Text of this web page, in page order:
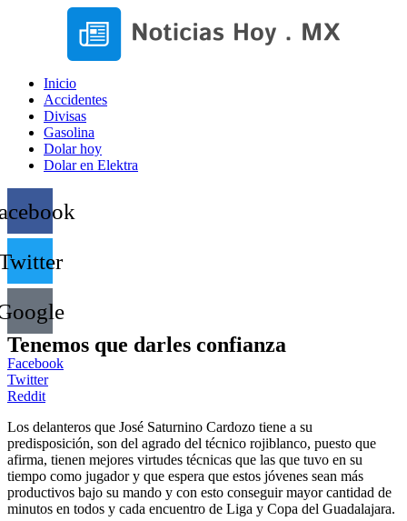
Inicio
Accidentes
Divisas
Gasolina
Dolar hoy
Dolar en Elektra
Tenemos que darles confianza
Facebook
Twitter
Reddit
Los delanteros que José Saturnino Cardozo tiene a su
predisposición, son del agrado del técnico rojiblanco, puesto que
afirma, tienen mejores virtudes técnicas que las que tuvo en su
tiempo como jugador y que espera que estos jóvenes sean más
productivos bajo su mando y con esto conseguir mayor cantidad de
minutos en todos y cada encuentro de Liga y Copa del Guadalajara.